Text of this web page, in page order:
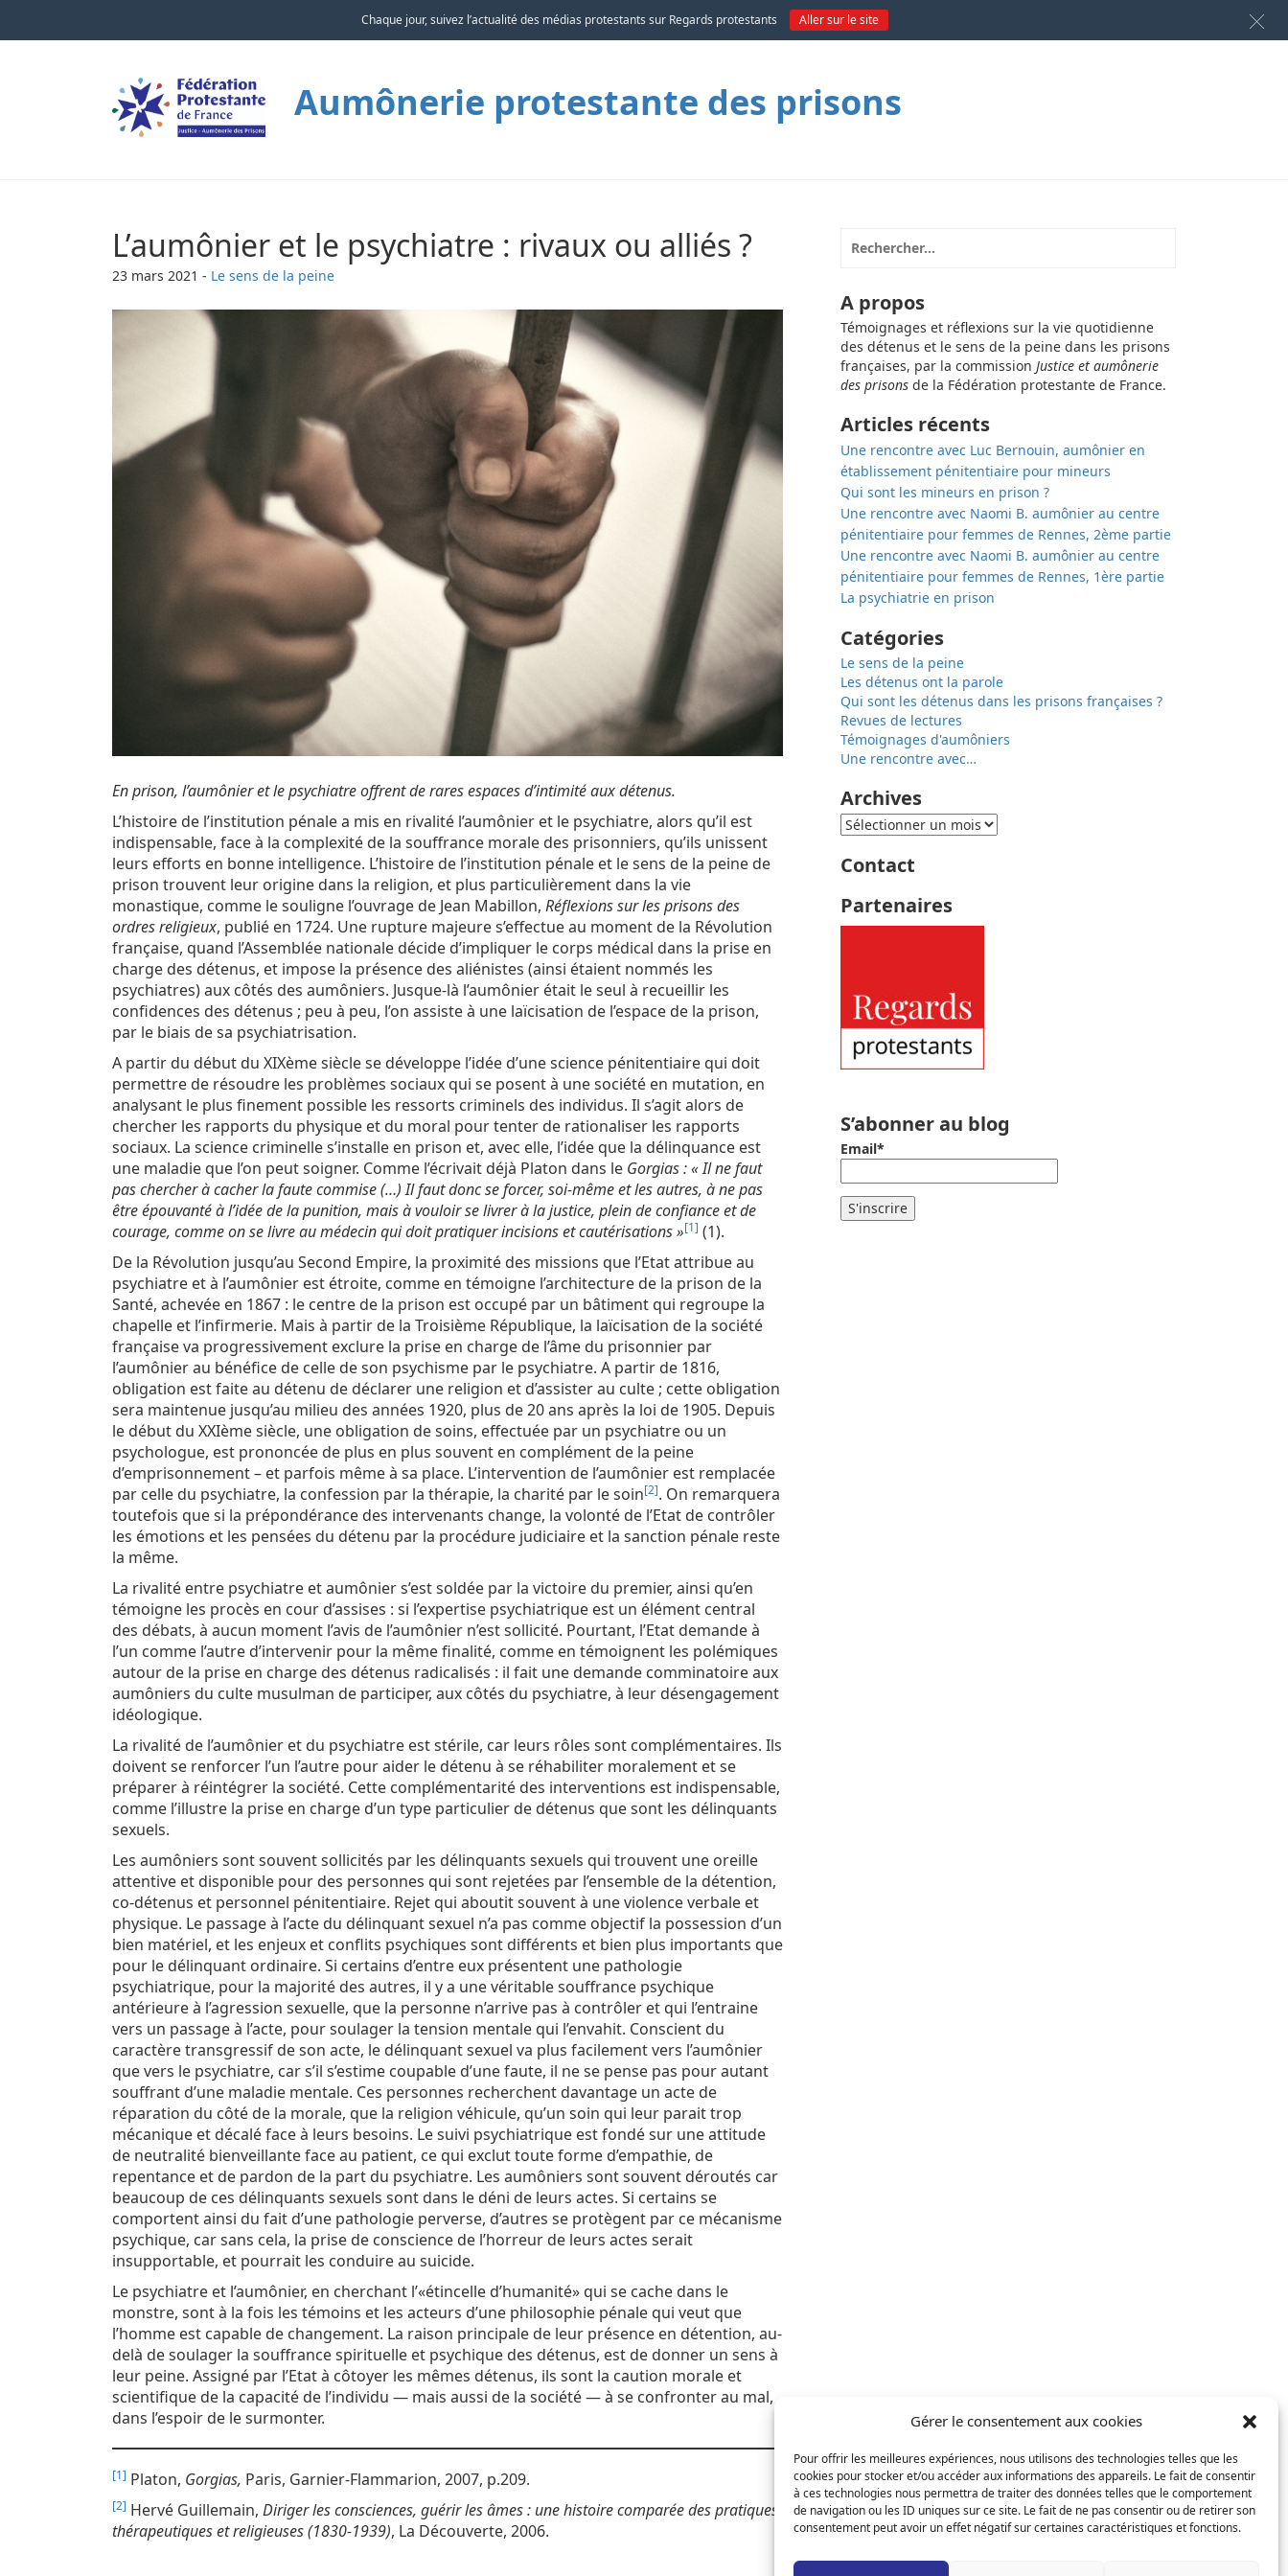
Gérer le consentement aux cookies
Pour offrir les meilleures expériences, nous utilisons des technologies telles que les
cookies pour stocker et/ou accéder aux informations des appareils. Le fait de consentir
à ces technologies nous permettra de traiter des données telles que le comportement
de navigation ou les ID uniques sur ce site. Le fait de ne pas consentir ou de retirer son
consentement peut avoir un effet négatif sur certaines caractéristiques et fonctions.
Aumônerie protestante des prisons
L’aumônier et le psychiatre : rivaux ou alliés ?
23 mars 2021 - Le sens de la peine
En prison, l’aumônier et le psychiatre offrent de rares espaces d’intimité aux détenus.
L’histoire de l’institution pénale a mis en rivalité l’aumônier et le psychiatre, alors qu’il est
indispensable, face à la complexité de la souffrance morale des prisonniers, qu’ils unissent
leurs efforts en bonne intelligence. L’histoire de l’institution pénale et le sens de la peine de
prison trouvent leur origine dans la religion, et plus particulièrement dans la vie
monastique, comme le souligne l’ouvrage de Jean Mabillon, Réflexions sur les prisons des
ordres religieux, publié en 1724. Une rupture majeure s’effectue au moment de la Révolution
française, quand l’Assemblée nationale décide d’impliquer le corps médical dans la prise en
charge des détenus, et impose la présence des aliénistes (ainsi étaient nommés les
psychiatres) aux côtés des aumôniers. Jusque-là l’aumônier était le seul à recueillir les
confidences des détenus ; peu à peu, l’on assiste à une laïcisation de l’espace de la prison,
par le biais de sa psychiatrisation.
A partir du début du XIXème siècle se développe l’idée d’une science pénitentiaire qui doit
permettre de résoudre les problèmes sociaux qui se posent à une société en mutation, en
analysant le plus finement possible les ressorts criminels des individus. Il s’agit alors de
chercher les rapports du physique et du moral pour tenter de rationaliser les rapports
sociaux. La science criminelle s’installe en prison et, avec elle, l’idée que la délinquance est
une maladie que l’on peut soigner. Comme l’écrivait déjà Platon dans le Gorgias : « Il ne faut
pas chercher à cacher la faute commise (…) Il faut donc se forcer, soi-même et les autres, à ne pas
être épouvanté à l’idée de la punition, mais à vouloir se livrer à la justice, plein de confiance et de
courage, comme on se livre au médecin qui doit pratiquer incisions et cautérisations »[1] (1).
De la Révolution jusqu’au Second Empire, la proximité des missions que l’Etat attribue au
psychiatre et à l’aumônier est étroite, comme en témoigne l’architecture de la prison de la
Santé, achevée en 1867 : le centre de la prison est occupé par un bâtiment qui regroupe la
chapelle et l’infirmerie. Mais à partir de la Troisième République, la laïcisation de la société
française va progressivement exclure la prise en charge de l’âme du prisonnier par
l’aumônier au bénéfice de celle de son psychisme par le psychiatre. A partir de 1816,
obligation est faite au détenu de déclarer une religion et d’assister au culte ; cette obligation
sera maintenue jusqu’au milieu des années 1920, plus de 20 ans après la loi de 1905. Depuis
le début du XXIème siècle, une obligation de soins, effectuée par un psychiatre ou un
psychologue, est prononcée de plus en plus souvent en complément de la peine
d’emprisonnement – et parfois même à sa place. L’intervention de l’aumônier est remplacée
par celle du psychiatre, la confession par la thérapie, la charité par le soin[2]. On remarquera
toutefois que si la prépondérance des intervenants change, la volonté de l’Etat de contrôler
les émotions et les pensées du détenu par la procédure judiciaire et la sanction pénale reste
la même.
La rivalité entre psychiatre et aumônier s’est soldée par la victoire du premier, ainsi qu’en
témoigne les procès en cour d’assises : si l’expertise psychiatrique est un élément central
des débats, à aucun moment l’avis de l’aumônier n’est sollicité. Pourtant, l’Etat demande à
l’un comme l’autre d’intervenir pour la même finalité, comme en témoignent les polémiques
autour de la prise en charge des détenus radicalisés : il fait une demande comminatoire aux
aumôniers du culte musulman de participer, aux côtés du psychiatre, à leur désengagement
idéologique.
La rivalité de l’aumônier et du psychiatre est stérile, car leurs rôles sont complémentaires. Ils
doivent se renforcer l’un l’autre pour aider le détenu à se réhabiliter moralement et se
préparer à réintégrer la société. Cette complémentarité des interventions est indispensable,
comme l’illustre la prise en charge d’un type particulier de détenus que sont les délinquants
sexuels.
Les aumôniers sont souvent sollicités par les délinquants sexuels qui trouvent une oreille
attentive et disponible pour des personnes qui sont rejetées par l’ensemble de la détention,
co-détenus et personnel pénitentiaire. Rejet qui aboutit souvent à une violence verbale et
physique. Le passage à l’acte du délinquant sexuel n’a pas comme objectif la possession d’un
bien matériel, et les enjeux et conflits psychiques sont différents et bien plus importants que
pour le délinquant ordinaire. Si certains d’entre eux présentent une pathologie
psychiatrique, pour la majorité des autres, il y a une véritable souffrance psychique
antérieure à l’agression sexuelle, que la personne n’arrive pas à contrôler et qui l’entraine
vers un passage à l’acte, pour soulager la tension mentale qui l’envahit. Conscient du
caractère transgressif de son acte, le délinquant sexuel va plus facilement vers l’aumônier
que vers le psychiatre, car s’il s’estime coupable d’une faute, il ne se pense pas pour autant
souffrant d’une maladie mentale. Ces personnes recherchent davantage un acte de
réparation du côté de la morale, que la religion véhicule, qu’un soin qui leur parait trop
mécanique et décalé face à leurs besoins. Le suivi psychiatrique est fondé sur une attitude
de neutralité bienveillante face au patient, ce qui exclut toute forme d’empathie, de
repentance et de pardon de la part du psychiatre. Les aumôniers sont souvent déroutés car
beaucoup de ces délinquants sexuels sont dans le déni de leurs actes. Si certains se
comportent ainsi du fait d’une pathologie perverse, d’autres se protègent par ce mécanisme
psychique, car sans cela, la prise de conscience de l’horreur de leurs actes serait
insupportable, et pourrait les conduire au suicide.
Le psychiatre et l’aumônier, en cherchant l’«étincelle d’humanité» qui se cache dans le
monstre, sont à la fois les témoins et les acteurs d’une philosophie pénale qui veut que
l’homme est capable de changement. La raison principale de leur présence en détention, au-
delà de soulager la souffrance spirituelle et psychique des détenus, est de donner un sens à
leur peine. Assigné par l’Etat à côtoyer les mêmes détenus, ils sont la caution morale et
scientifique de la capacité de l’individu — mais aussi de la société — à se confronter au mal,
dans l’espoir de le surmonter.
[1] Platon, Gorgias, Paris, Garnier-Flammarion, 2007, p.209.
[2] Hervé Guillemain, Diriger les consciences, guérir les âmes : une histoire comparée des pratiques
thérapeutiques et religieuses (1830-1939), La Découverte, 2006.
A propos
Témoignages et réflexions sur la vie quotidienne
des détenus et le sens de la peine dans les prisons
françaises, par la commission Justice et aumônerie
des prisons de la Fédération protestante de France.
Articles récents
Une rencontre avec Luc Bernouin, aumônier en
établissement pénitentiaire pour mineurs
Qui sont les mineurs en prison ?
Une rencontre avec Naomi B. aumônier au centre
pénitentiaire pour femmes de Rennes, 2ème partie
Une rencontre avec Naomi B. aumônier au centre
pénitentiaire pour femmes de Rennes, 1ère partie
La psychiatrie en prison
Catégories
Le sens de la peine
Les détenus ont la parole
Qui sont les détenus dans les prisons françaises ?
Revues de lectures
Témoignages d'aumôniers
Une rencontre avec…
Archives
Contact
Partenaires
S’abonner au blog
Email*
Chaque jour, suivez l’actualité des médias protestants sur Regards protestants Aller sur le site